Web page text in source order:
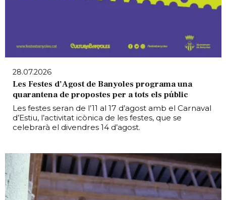
28.07.2026
Les Festes d’Agost de Banyoles programa una
quarantena de propostes per a tots els públic
Les festes seran de l’11 al 17 d’agost amb el Carnaval
d’Estiu, l’activitat icònica de les festes, que se
celebrarà el divendres 14 d’agost.